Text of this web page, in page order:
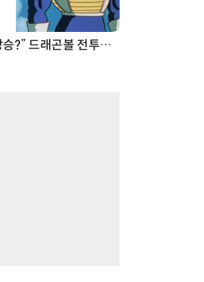
“입으면 전투력 상승?” 드래곤볼 전투복 닮은 중량조끼